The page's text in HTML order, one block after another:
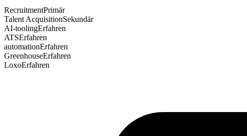
RecruitmentPrimär
Talent AcquisitionSekundär
AI-toolingErfahren
ATSErfahren
automationErfahren
GreenhouseErfahren
LoxoErfahren